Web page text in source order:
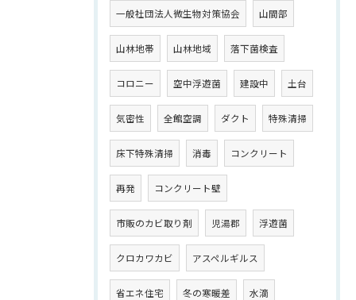
一般社団法人微生物対策協会 山間部
山林地帯 山林地域 落下菌検査
コロニー 空中浮遊菌 建設中 土台
気密性 全館空調 ダクト 特殊清掃
床下特殊清掃 消毒 コンクリート
再発 コンクリート壁
市販のカビ取り剤 児湯郡 浮遊菌
クロカワカビ アスペルギルス
省エネ住宅 冬の寒暖差 水滴